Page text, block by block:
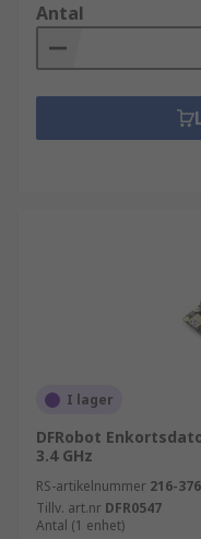
Antal
I lager
DFRobot
3.4 GHz
RS-artikelnummer 216-
Tillv. art.nr DFR0547
Antal (1 enhet)